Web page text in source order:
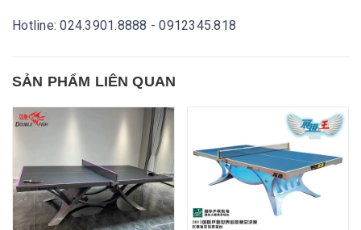
Hotline: 024.3901.8888 - 0912345.818
SẢN PHẨM LIÊN QUAN